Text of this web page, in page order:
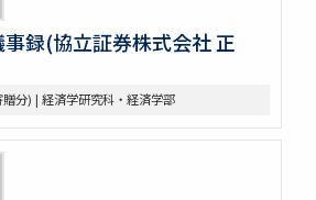
録(協立証券株式会社 正
分) | 経済学研究科・経済学部